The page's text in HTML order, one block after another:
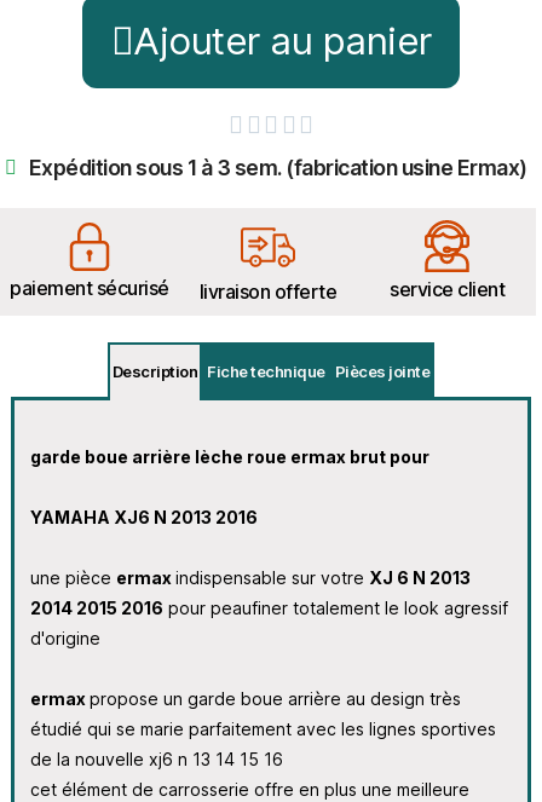
Ajouter au panier
    
Expédition sous 1 à 3 sem. (fabrication usine Ermax)
paiement sécurisé livraison offerte service client
Description Fiche technique Pièces jointe
garde boue arrière lèche roue ermax brut pour
YAMAHA XJ6 N 2013 2016
une pièce ermax indispensable sur votre XJ 6 N 2013
2014 2015 2016 pour peaufiner totalement le look agressif
d'origine
ermax propose un garde boue arrière au design très
étudié qui se marie parfaitement avec les lignes sportives
de la nouvelle xj6 n 13 14 15 16
cet élément de carrosserie offre en plus une meilleure